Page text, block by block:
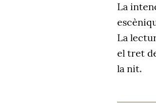
La
La
el tret
la nit.